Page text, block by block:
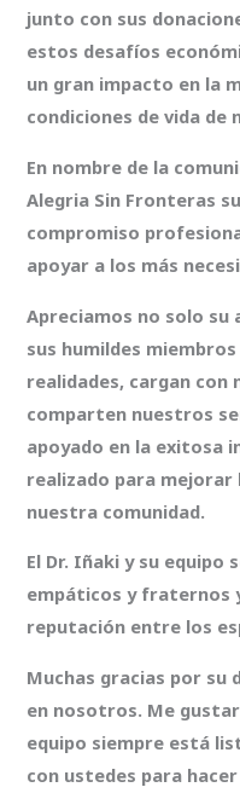
junto con sus
estos desafíos
un gran impacto en la
condiciones de vida de
En nombre de la
Alegria Sin Fronteras
compromiso
apoyar a los más
Apreciamos no solo
sus humildes
realidades, cargan con
comparten nuestros
apoyado en la exitosa
realizado para mejorar
nuestra comunidad.
El Dr. Iñaki y su equipo
empáticos y fraternos
reputación entre los
Muchas gracias por su
en nosotros. Me
equipo siempre está
con ustedes para